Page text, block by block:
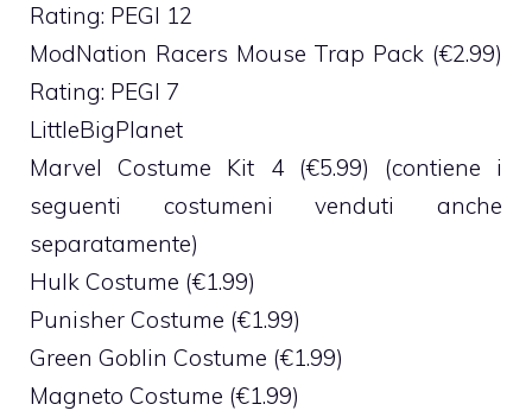
Rating: PEGI 12
ModNation Racers Mouse Trap Pack (€2.99)
Rating: PEGI 7
LittleBigPlanet
Marvel Costume Kit 4 (€5.99) (contiene i
seguenti costumeni venduti anche
separatamente)
Hulk Costume (€1.99)
Punisher Costume (€1.99)
Green Goblin Costume (€1.99)
Magneto Costume (€1.99)